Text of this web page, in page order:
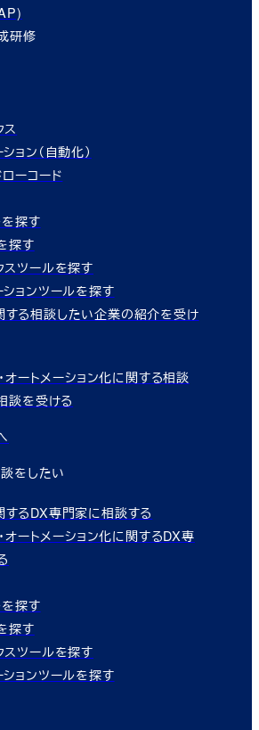
研修
ス
ョン（自動化）
ーコード
探す
探す
スツールを探す
ションツールを探す
する相談したい企業の紹介を受け
オートメーション化に関する相談
談を受ける
をしたい
するDX専門家に相談する
オートメーション化に関するDX専
探す
探す
スツールを探す
ションツールを探す